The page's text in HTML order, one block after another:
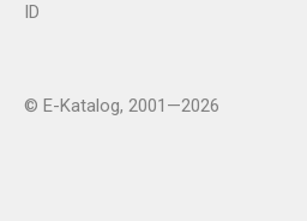
ID
© E-Katalog, 2001—2026